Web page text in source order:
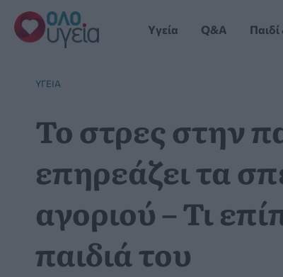
Μετάβαση
στο
περιεχόμενο
Yγεία Q&A Παιδί
YΓΕΊΑ
Το στρες στην
επηρεάζει τα
αγοριού – Τι
παιδιά του